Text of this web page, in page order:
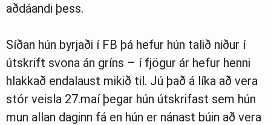
aðdáandi þess.
Síðan hún byrjaði í FB þá hefur hún talið niður í
útskrift svona án gríns – í fjögur ár hefur henni
hlakkað endalaust mikið til. Jú það á líka að vera
stór veisla 27.maí þegar hún útskrifast sem hún
mun allan daginn fá en hún er nánast búin að vera